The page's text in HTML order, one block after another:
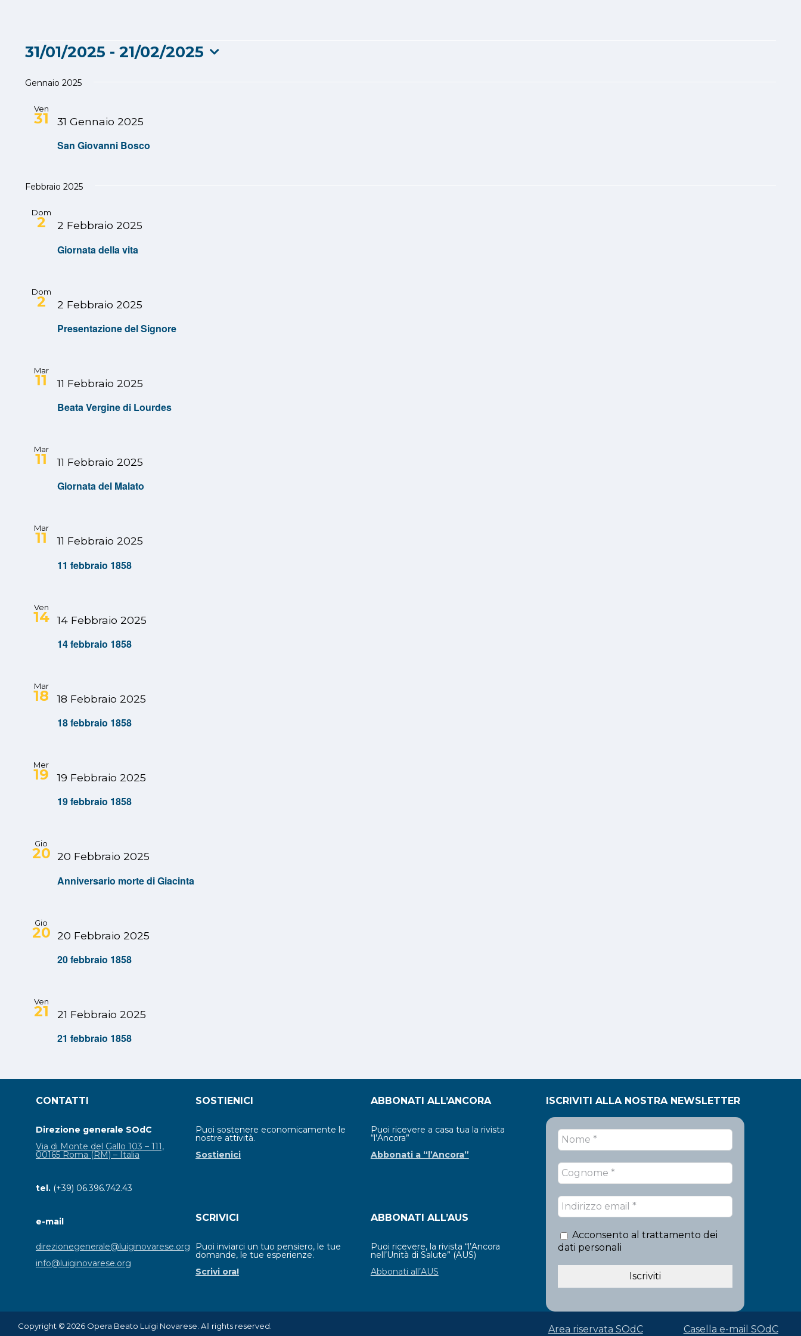
Eventi
31/01/2025 - 21/02/2025
la
Gennaio 2025
Ven
31
San Giovanni Bosco
31 Gennaio 2025
Febbraio 2025
Dom
2
Giornata della vita
2 Febbraio 2025
Dom
2
Presentazione del Signore
2 Febbraio 2025
Mar
11
Beata Vergine di Lourdes
11 Febbraio 2025
Mar
11
Giornata del Malato
11 Febbraio 2025
Mar
11
11 febbraio 1858
11 Febbraio 2025
Ven
14
14 febbraio 1858
14 Febbraio 2025
Mar
18
18 febbraio 1858
18 Febbraio 2025
Mer
19
19 febbraio 1858
19 Febbraio 2025
Gio
20
Anniversario morte di Giacinta
20 Febbraio 2025
Gio
20
20 febbraio 1858
20 Febbraio 2025
Ven
21
21 febbraio 1858
21 Febbraio 2025
CONTATTI
Direzione generale SOdC
Via di Monte del Gallo 103 – 111,
00165 Roma (RM) – Italia
tel. (+39) 06.396.742.43
e-mail
direzionegenerale@luiginovarese.org
info@luiginovarese.org
SOSTIENICI
Puoi sostenere economicamente le
nostre attività.
Sostienici
SCRIVICI
Puoi inviarci un tuo pensiero, le tue
domande, le tue esperienze.
Scrivi ora!
ABBONATI ALL’ANCORA
Puoi ricevere a casa tua la rivista
“l’Ancora”
Abbonati a “l’Ancora”
ABBONATI ALL’AUS
Puoi ricevere, la rivista “l’Ancora
nell’Unità di Salute” (AUS)
Abbonati all’AUS
ISCRIVITI ALLA NOSTRA NEWSLETTER
Acconsento al trattamento dei
dati personali
Copyright © 2026 Opera Beato Luigi Novarese. All rights reserved. Area riservata SOdC Casella e-mail SOdC